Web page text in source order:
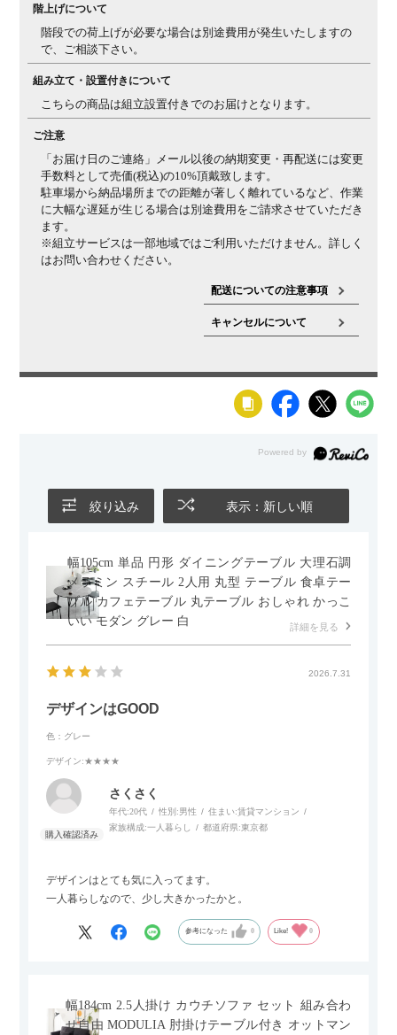
階上げについて
階段での荷上げが必要な場合は別途費用が発生いたしますの
で、ご相談下さい。
組み立て・設置付きについて
こちらの商品は組立設置付きでのお届けとなります。
ご注意
「お届け日のご連絡」メール以後の納期変更・再配送には変更
手数料として売価(税込)の10%頂戴致します。
駐車場から納品場所までの距離が著しく離れているなど、作業
に大幅な遅延が生じる場合は別途費用をご請求させていただき
ます。
※組立サービスは一部地域ではご利用いただけません。詳しく
はお問い合わせください。
配送についての注意事項
キャンセルについて
絞り込み 表示：新しい順
幅105cm 単品 円形 ダイニングテーブル 大理石調
メラミン スチール 2人用 丸型 テーブル 食卓テー
ブル カフェテーブル 丸テーブル おしゃれ かっこ
いい モダン グレー 白
詳細を見る
2026.7.31
デザインはGOOD
色：グレー
デザイン:★★★★
さくさく
年代:20代 性別:男性 住まい:賃貸マンション
家族構成:一人暮らし 都道府県:東京都
デザインはとても気に入ってます。
一人暮らしなので、少し大きかったかと。
参考になった 0 Like! 0
幅184cm 2.5人掛け カウチソファ セット 組み合わ
せ自由 MODULIA 肘掛けテーブル付き オットマン